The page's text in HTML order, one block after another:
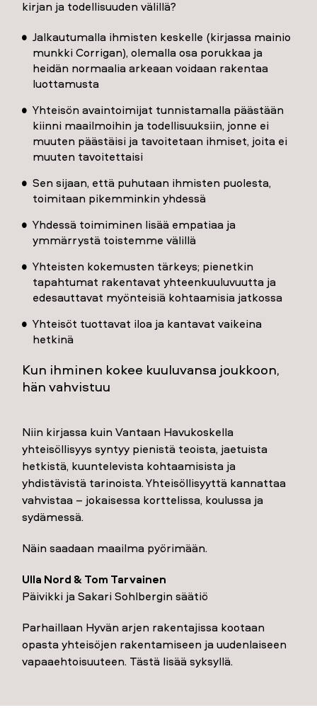
kirjan ja todellisuuden välillä?
Jalkautumalla ihmisten keskelle (kirjassa mainio
munkki Corrigan), olemalla osa porukkaa ja
heidän normaalia arkeaan voidaan rakentaa
luottamusta
Yhteisön avaintoimijat tunnistamalla päästään
kiinni maailmoihin ja todellisuuksiin, jonne ei
muuten päästäisi ja tavoitetaan ihmiset, joita ei
muuten tavoitettaisi
Sen sijaan, että puhutaan ihmisten puolesta,
toimitaan pikemminkin yhdessä
Yhdessä toimiminen lisää empatiaa ja
ymmärrystä toistemme välillä
Yhteisten kokemusten tärkeys; pienetkin
tapahtumat rakentavat yhteenkuuluvuutta ja
edesauttavat myönteisiä kohtaamisia jatkossa
Yhteisöt tuottavat iloa ja kantavat vaikeina
hetkinä
Kun ihminen kokee kuuluvansa joukkoon,
hän vahvistuu
Niin kirjassa kuin Vantaan Havukoskella
yhteisöllisyys syntyy pienistä teoista, jaetuista
hetkistä, kuuntelevista kohtaamisista ja
yhdistävistä tarinoista. Yhteisöllisyyttä kannattaa
vahvistaa – jokaisessa korttelissa, koulussa ja
sydämessä.
Näin saadaan maailma pyörimään.
Ulla Nord & Tom Tarvainen
Päivikki ja Sakari Sohlbergin säätiö
Parhaillaan Hyvän arjen rakentajissa kootaan
opasta yhteisöjen rakentamiseen ja uudenlaiseen
vapaaehtoisuuteen. Tästä lisää syksyllä.